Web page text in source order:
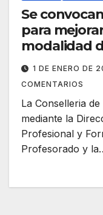
Se
para
modalidad
1 DE ENERO DE
COMENTARIOS
La Conselleria
mediante la
Profesional y
Profesorado y